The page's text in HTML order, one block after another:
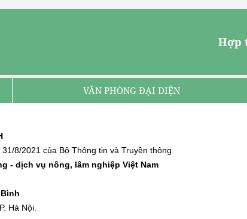
Hợp
VĂN PHÒNG ĐẠI DIỆN
8/2021 của Bộ Thông tin và Truyền thông
- dịch vụ nông, lâm nghiệp Việt Nam
Hà Nội.